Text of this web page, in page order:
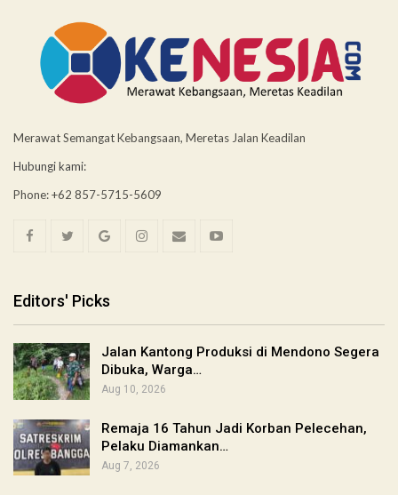
Merawat Semangat Kebangsaan, Meretas Jalan Keadilan
Hubungi kami:
Phone: +62 857-5715-5609
Editors' Picks
Jalan Kantong Produksi di Mendono Segera
Dibuka, Warga…
Aug 10, 2026
Remaja 16 Tahun Jadi Korban Pelecehan,
Pelaku Diamankan…
Aug 7, 2026